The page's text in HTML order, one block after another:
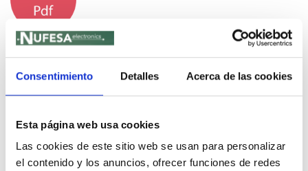
Consentimiento Detalles Acerca de las cookies
Esta página web usa cookies
Las cookies de este sitio web se usan para personalizar
el contenido y los anuncios, ofrecer funciones de redes
SKU:f35c1ec8af71-1-1
Categorías:CUIDADO DE SUPERFICIES